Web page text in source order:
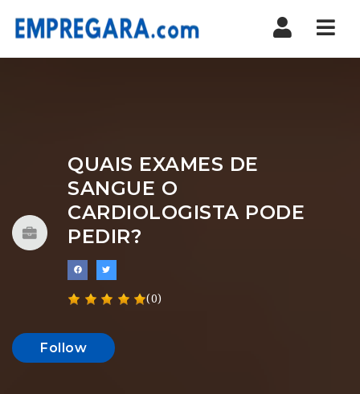
QUAIS EXAMES DE
SANGUE O
CARDIOLOGISTA PODE
PEDIR?
(0)
Follow